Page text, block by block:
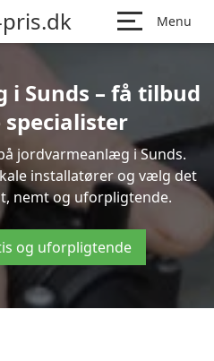
Menu
Sunds – få tilbud
jordvarmeanlæg i Sunds.
installatører og vælg det
nemt og uforpligtende.
og uforpligtende